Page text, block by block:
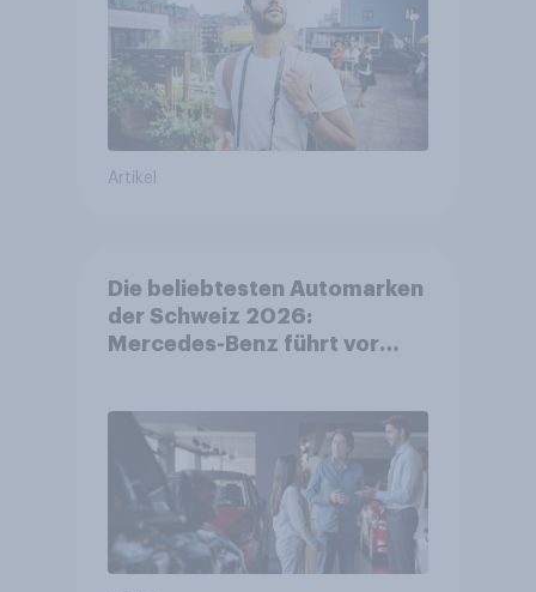
Artikel
Die beliebtesten Automarken
der Schweiz 2026:
Mercedes-Benz führt vor